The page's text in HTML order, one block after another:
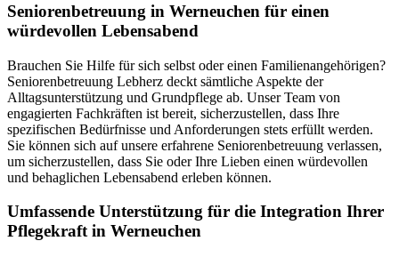
Senioren­betreuung in Werneuchen für einen
würdevollen Lebensabend
Brauchen Sie Hilfe für sich selbst oder einen Familienangehörigen?
Seniorenbetreuung Lebherz deckt sämtliche Aspekte der
Alltagsunterstützung und Grundpflege ab. Unser Team von
engagierten Fachkräften ist bereit, sicherzustellen, dass Ihre
spezifischen Bedürfnisse und Anforderungen stets erfüllt werden.
Sie können sich auf unsere erfahrene Seniorenbetreuung verlassen,
um sicherzustellen, dass Sie oder Ihre Lieben einen würdevollen
und behaglichen Lebensabend erleben können.
Umfassende Unterstützung für die Integration Ihrer
Pflegekraft in Werneuchen